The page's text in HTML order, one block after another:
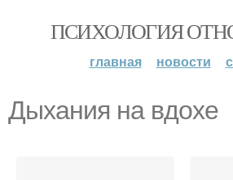
ПСИХОЛОГИЯ
главная новости
Дыхания на вдохе